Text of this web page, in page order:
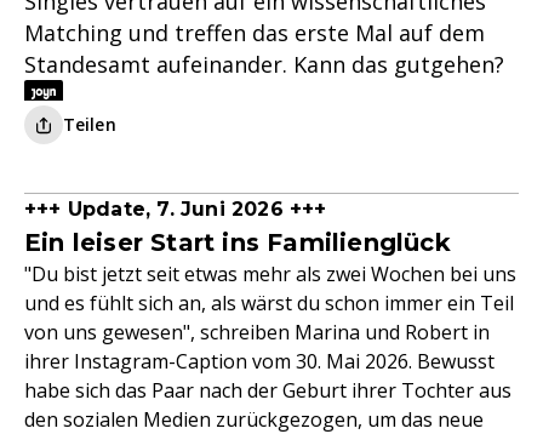
Matching und treffen das erste Mal auf dem
Standesamt aufeinander. Kann das gutgehen?
Teilen
+++ Update, 7. Juni 2026 +++
Ein leiser Start ins Familienglück
"Du bist jetzt seit etwas mehr als zwei Wochen bei uns
und es fühlt sich an, als wärst du schon immer ein Teil
von uns gewesen", schreiben Marina und Robert in
ihrer Instagram-Caption vom 30. Mai 2026. Bewusst
habe sich das Paar nach der Geburt ihrer Tochter aus
den sozialen Medien zurückgezogen, um das neue